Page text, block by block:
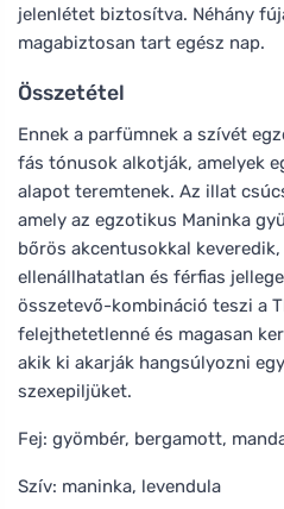
jelenlétet biztosítva. Néhány
magabiztosan tart egész nap.
Összetétel
Ennek a parfümnek a szívét
fás tónusok alkotják, amelyek
alapot teremtenek. Az illat
amely az egzotikus Maninka
bőrös akcentusokkal
ellenállhatatlan és férfias
összetevő-kombináció teszi a
felejthetetlenné és magasan
akik ki akarják hangsúlyozni
szexepiljüket.
Fej: gyömbér, bergamott,
Szív: maninka, levendula